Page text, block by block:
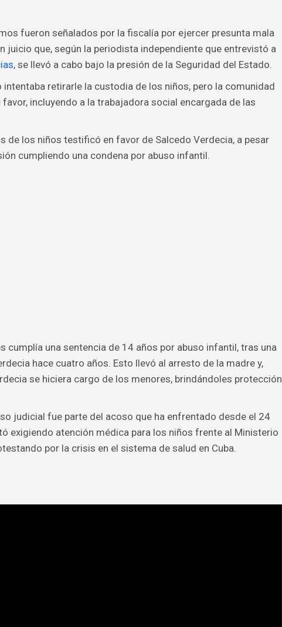
fueron señalados por la fiscalía por ejercer presunta mala
juicio que, según la periodista independiente que entrevistó a
, se llevó a cabo bajo la presión de la Seguridad del Estado.
retirarle la custodia de los niños, pero la comunidad
incluyendo a la trabajadora social encargada de las
de los niños testificó en favor de Salcedo Verdecia, a pesar
cumpliendo una condena por abuso infantil.
cumplía una sentencia de 14 años por abuso infantil, tras una
hace cuatro años. Esto llevó al arresto de la madre y,
se hiciera cargo de los menores, brindándoles protección
judicial fue parte del acoso que ha enfrentado desde el 24
exigiendo atención médica para los niños frente al Ministerio
por la crisis en el sistema de salud en Cuba.